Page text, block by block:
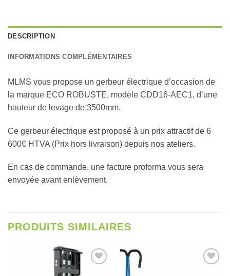
DESCRIPTION
INFORMATIONS COMPLÉMENTAIRES
MLMS vous propose un gerbeur électrique d’occasion de
la marque ECO ROBUSTE, modèle CDD16-AEC1, d’une
hauteur de levage de 3500mm.
Ce gerbeur électrique est proposé à un prix attractif de 6
600€ HTVA (Prix hors livraison) depuis nos ateliers.
En cas de commande, une facture proforma vous sera
envoyée avant enlèvement.
PRODUITS SIMILAIRES